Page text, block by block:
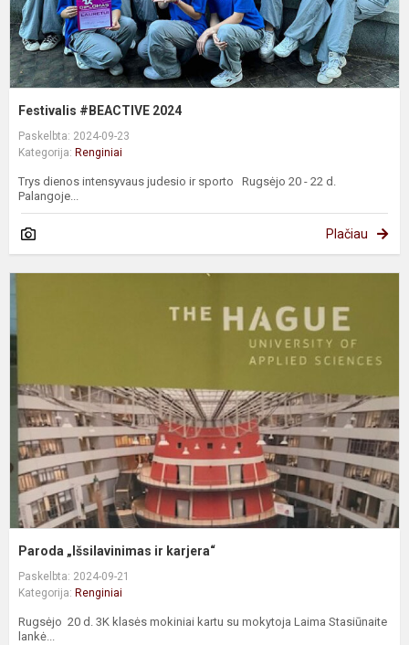
Festivalis #BEACTIVE 2024
Paskelbta: 2024-09-23
Kategorija: Renginiai
Trys dienos intensyvaus judesio ir sporto Rugsėjo 20 - 22 d.
Palangoje...
Plačiau
Paroda „Išsilavinimas ir karjera“
Paskelbta: 2024-09-21
Kategorija: Renginiai
Rugsėjo 20 d. 3K klasės mokiniai kartu su mokytoja Laima Stasiūnaite
lankė...